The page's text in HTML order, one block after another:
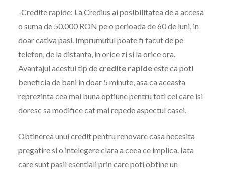
-Credite rapide: La Credius ai posibilitatea de a accesa
o suma de 50.000 RON pe o perioada de 60 de luni, in
doar cativa pasi. Imprumutul poate fi facut de pe
telefon, de la distanta, in orice zi si la orice ora.
Avantajul acestui tip de credite rapideeste ca poti
beneficia de bani in doar 5 minute, asa ca aceasta
reprezinta cea mai buna optiune pentru toti cei care isi
doresc sa modifice cat mai repede aspectul casei.
Obtinerea unui credit pentru renovare casa necesita
pregatire si o intelegere clara a ceea ce implica. Iata
care sunt pasii esentiali prin care poti obtine un